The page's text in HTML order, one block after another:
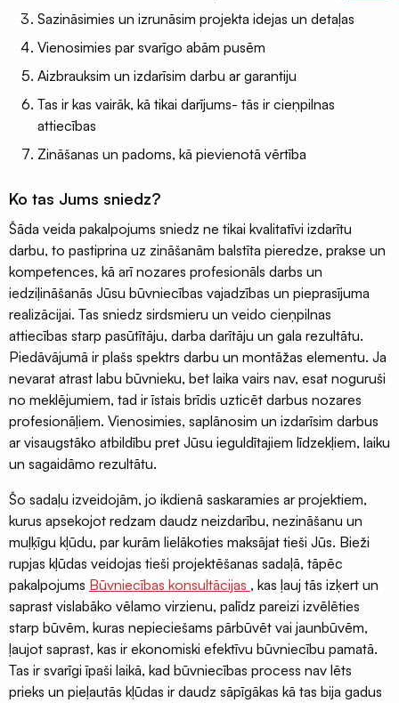
Sazināsimies un izrunāsim projekta idejas un detaļas
Vienosimies par svarīgo abām pusēm
Aizbrauksim un izdarīsim darbu ar garantiju
Tas ir kas vairāk, kā tikai darījums- tās ir cieņpilnas
attiecības
Zināšanas un padoms, kā pievienotā vērtība
Ko tas Jums sniedz?
Šāda veida pakalpojums sniedz ne tikai kvalitatīvi izdarītu
darbu, to pastiprina uz zināšanām balstīta pieredze, prakse un
kompetences, kā arī nozares profesionāls darbs un
iedziļināšanās Jūsu būvniecības vajadzības un pieprasījuma
realizācijai. Tas sniedz sirdsmieru un veido cieņpilnas
attiecības starp pasūtītāju, darba darītāju un gala rezultātu.
Piedāvājumā ir plašs spektrs darbu un montāžas elementu. Ja
nevarat atrast labu būvnieku, bet laika vairs nav, esat noguruši
no meklējumiem, tad ir īstais brīdis uzticēt darbus nozares
profesionāļiem. Vienosimies, saplānosim un izdarīsim darbus
ar visaugstāko atbildību pret Jūsu ieguldītajiem līdzekļiem, laiku
un sagaidāmo rezultātu.
Šo sadaļu izveidojām, jo ikdienā saskaramies ar projektiem,
kurus apsekojot redzam daudz neizdarību, nezināšanu un
muļķīgu kļūdu, par kurām lielākoties maksājat tieši Jūs. Bieži
rupjas kļūdas veidojas tieši projektēšanas sadaļā, tāpēc
pakalpojums Būvniecības konsultācijas , kas ļauj tās izķert un
saprast vislabāko vēlamo virzienu, palīdz pareizi izvēlēties
starp būvēm, kuras nepieciešams pārbūvēt vai jaunbūvēm,
ļaujot saprast, kas ir ekonomiski efektīvu būvniecību pamatā.
Tas ir svarīgi īpaši laikā, kad būvniecības process nav lēts
prieks un pieļautās kļūdas ir daudz sāpīgākas kā tas bija gadus